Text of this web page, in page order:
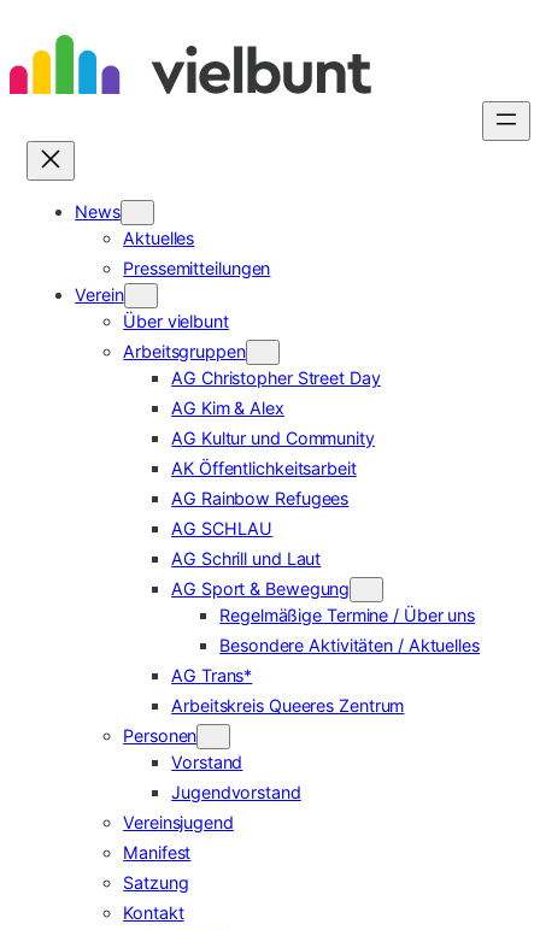
Inhalt
springen
News
Aktuelles
Pressemitteilungen
Verein
Über vielbunt
Arbeitsgruppen
AG Christopher Street Day
AG Kim & Alex
AG Kultur und Community
AK Öffentlichkeitsarbeit
AG Rainbow Refugees
AG SCHLAU
AG Schrill und Laut
AG Sport & Bewegung
Regelmäßige Termine / Über uns
Besondere Aktivitäten / Aktuelles
AG Trans*
Arbeitskreis Queeres Zentrum
Personen
Vorstand
Jugendvorstand
Vereinsjugend
Manifest
Satzung
Kontakt